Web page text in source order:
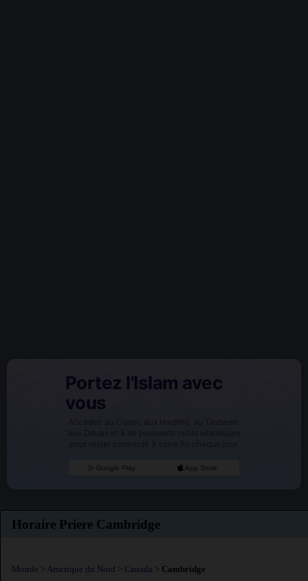
Portez l'Islam avec
vous
Accédez au Coran, aux Hadiths, au Tasbeeh,
aux Douas et à de puissants outils islamiques
pour rester connecté à votre foi chaque jour.
Google Play App Store
Horaire Priere Cambridge
Monde > Amerique du Nord > Canada > Cambridge